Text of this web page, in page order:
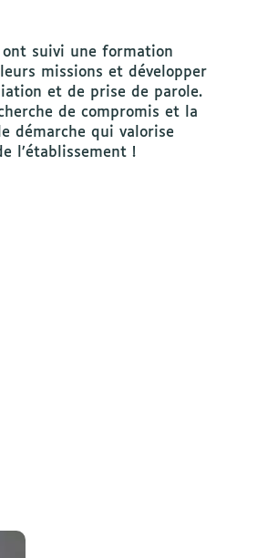
ont suivi une formation
missions et développer
et de prise de parole.
de compromis et la
démarche qui valorise
l’établissement !